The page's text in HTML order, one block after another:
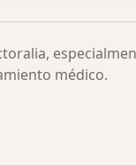
médico.